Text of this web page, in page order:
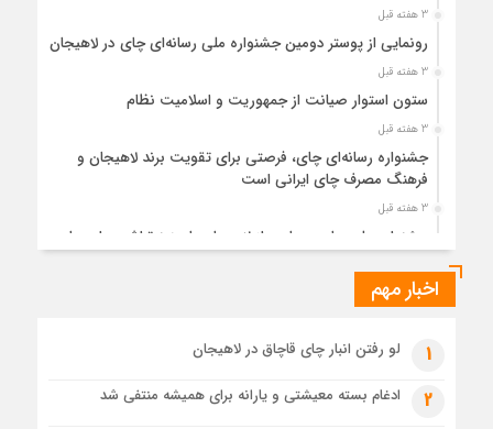
3 هفته قبل
رونمایی از پوستر دومین جشنواره ملی رسانه‌ای چای در لاهیجان
3 هفته قبل
ستون استوار صیانت از جمهوریت و اسلامیت نظام
3 هفته قبل
جشنواره رسانه‌ای چای، فرصتی برای تقویت برند لاهیجان و
فرهنگ مصرف چای ایرانی است
3 هفته قبل
جشنواره ملی چای، حمایت از لاهیجان یا هزینه‌تراشی برای چای
1 ماه قبل
1 ماه قبل
رئوف
اخبار مهم
1 لو رفتن انبار چای قاچاق در لاهیجان
2 ادغام بسته معیشتی و یارانه برای همیشه منتفی شد